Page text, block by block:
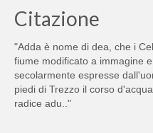
Citazione
"Adda è nome di dea, che i
fiume modificato a immagine
secolarmente espresse
piedi di Trezzo il corso
radice adu.."